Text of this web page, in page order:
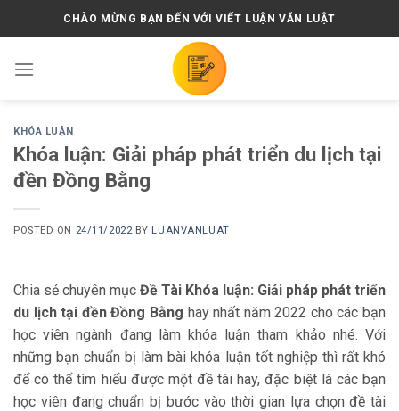
CHÀO MỪNG BẠN ĐẾN VỚI VIẾT LUẬN VĂN LUẬT
KHÓA LUẬN
Khóa luận: Giải pháp phát triển du lịch tại
đền Đồng Bằng
POSTED ON 24/11/2022 BY LUANVANLUAT
Chia sẻ chuyên mục Đề Tài Khóa luận: Giải pháp phát triển
du lịch tại đền Đồng Bằng hay nhất năm 2022 cho các bạn
học viên ngành đang làm khóa luận tham khảo nhé. Với
những bạn chuẩn bị làm bài khóa luận tốt nghiệp thì rất khó
để có thể tìm hiểu được một đề tài hay, đặc biệt là các bạn
học viên đang chuẩn bị bước vào thời gian lựa chọn đề tài